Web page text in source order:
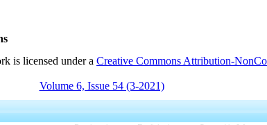
is licensed under a Creative Commons Attribution-
Volume 6, Issue 54 (3-2021)